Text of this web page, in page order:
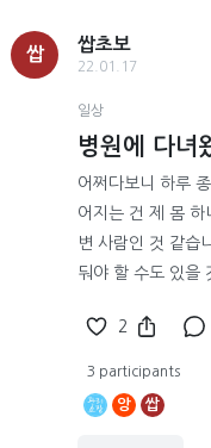
쌉
쌉초보
22.01.17
일상
병원에 다녀
어쩌다보니 하루
어지는 건 제 몸 하
변 사람인 것 같습
둬야 할 수도 있을
2
3 participants
앙 쌉